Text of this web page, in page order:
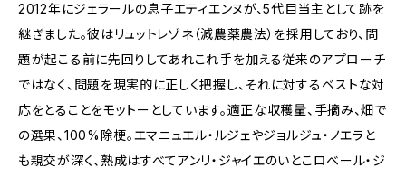
2012年にジェラールの息子エティエンヌが、5代目当主として跡を
継ぎました。彼はリュットレゾネ（減農薬農法）を採用しており、問
題が起こる前に先回りしてあれこれ手を加える従来のアプローチ
ではなく、問題を現実的に正しく把握し、それに対するベストな対
応をとることをモットーとしています。適正な収穫量、手摘み、畑で
の選果、100%除梗。エマニュエル・ルジェやジョルジュ・ノエラと
も親交が深く、熟成はすべてアンリ・ジャイエのいとこロベール・ジ